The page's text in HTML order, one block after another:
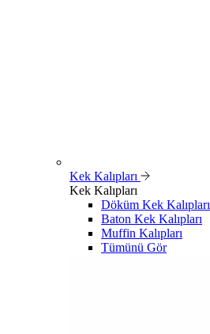
Kek Kalıpları
Kek Kalıpları
Döküm Kek Kalıpları
Baton Kek Kalıpları
Muffin Kalıpları
Tümünü Gör